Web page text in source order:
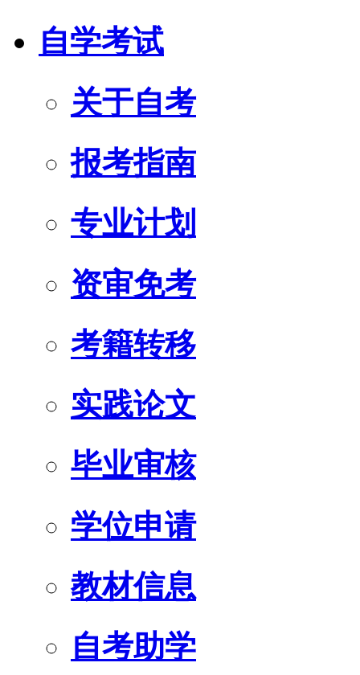
自学考试
关于自考
报考指南
专业计划
资审免考
考籍转移
实践论文
毕业审核
学位申请
教材信息
自考助学